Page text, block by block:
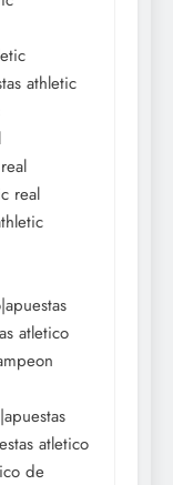
athletic
real
atletico
atletico
de